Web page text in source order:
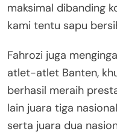
maksimal dibanding
kami tentu sapu
Fahrozi juga
atlet-atlet Banten,
berhasil meraih
lain juara tiga
serta juara dua